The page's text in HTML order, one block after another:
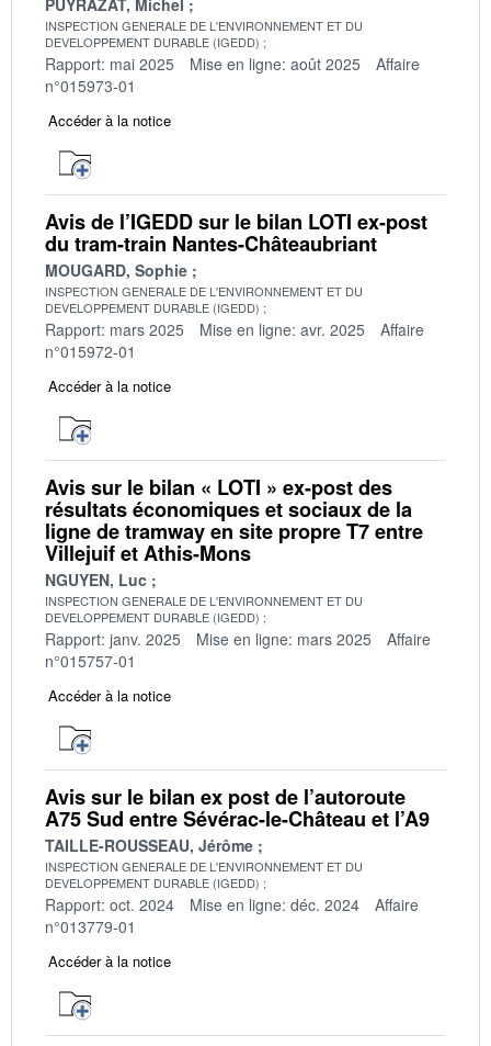
INSPECTION GENERALE DE L'ENVIRONNEMENT ET DU
DEVELOPPEMENT DURABLE (IGEDD)
Rapport: mai 2025 Mise en ligne: août 2025
Affaire
n°015973-01
Accéder à la notice
Avis de l’IGEDD sur le bilan LOTI ex-post
du tram-train Nantes-Châteaubriant
MOUGARD, Sophie
INSPECTION GENERALE DE L'ENVIRONNEMENT ET DU
DEVELOPPEMENT DURABLE (IGEDD)
Rapport: mars 2025 Mise en ligne: avr. 2025
Affaire
n°015972-01
Accéder à la notice
Avis sur le bilan « LOTI » ex-post des
résultats économiques et sociaux de la
ligne de tramway en site propre T7 entre
Villejuif et Athis-Mons
NGUYEN, Luc
INSPECTION GENERALE DE L'ENVIRONNEMENT ET DU
DEVELOPPEMENT DURABLE (IGEDD)
Rapport: janv. 2025 Mise en ligne: mars 2025
Affaire
n°015757-01
Accéder à la notice
Avis sur le bilan ex post de l’autoroute
A75 Sud entre Sévérac-le-Château et l’A9
TAILLE-ROUSSEAU, Jérôme
INSPECTION GENERALE DE L'ENVIRONNEMENT ET DU
DEVELOPPEMENT DURABLE (IGEDD)
Rapport: oct. 2024 Mise en ligne: déc. 2024
Affaire
n°013779-01
Accéder à la notice